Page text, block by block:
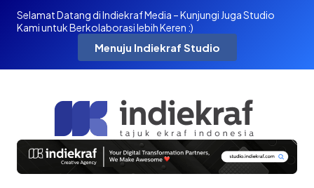
Selamat Datang di Indiekraf Media – Kunjungi Juga Studio
Kami untuk Berkolaborasi lebih Keren :)
Menuju Indiekraf Studio